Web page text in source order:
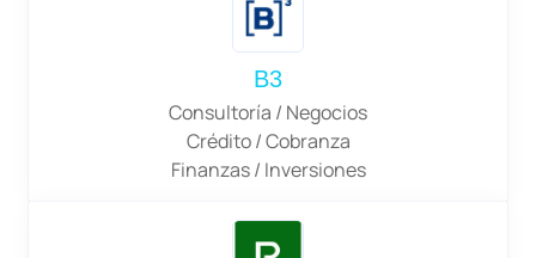
B3
Consultoría / Negocios
Crédito / Cobranza
Finanzas / Inversiones